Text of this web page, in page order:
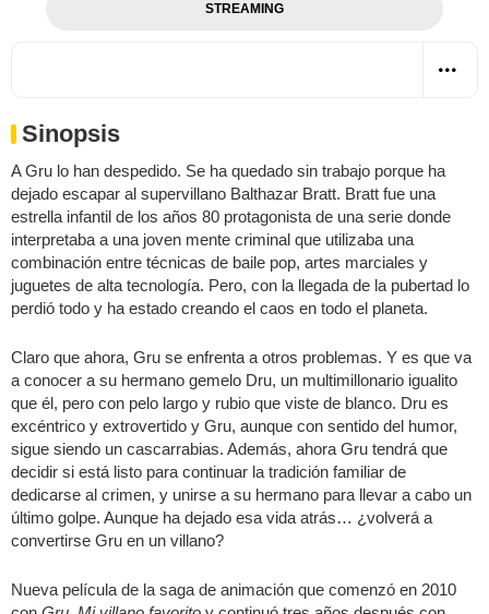
STREAMING
Sinopsis
A Gru lo han despedido. Se ha quedado sin trabajo porque ha
dejado escapar al supervillano Balthazar Bratt. Bratt fue una
estrella infantil de los años 80 protagonista de una serie donde
interpretaba a una joven mente criminal que utilizaba una
combinación entre técnicas de baile pop, artes marciales y
juguetes de alta tecnología. Pero, con la llegada de la pubertad lo
perdió todo y ha estado creando el caos en todo el planeta.
Claro que ahora, Gru se enfrenta a otros problemas. Y es que va
a conocer a su hermano gemelo Dru, un multimillonario igualito
que él, pero con pelo largo y rubio que viste de blanco. Dru es
excéntrico y extrovertido y Gru, aunque con sentido del humor,
sigue siendo un cascarrabias. Además, ahora Gru tendrá que
decidir si está listo para continuar la tradición familiar de
dedicarse al crimen, y unirse a su hermano para llevar a cabo un
último golpe. Aunque ha dejado esa vida atrás… ¿volverá a
convertirse Gru en un villano?
Nueva película de la saga de animación que comenzó en 2010